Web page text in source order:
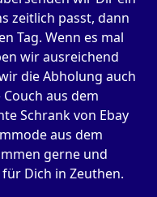
zeitlich passt, dann
Tag. Wenn es mal
wir ausreichend
die Abholung auch
aus dem
Schrank von Ebay
aus dem
gerne und
Dich in Zeuthen.